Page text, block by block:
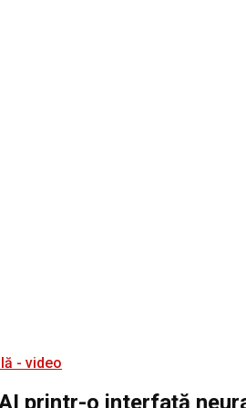
printr-o interfață